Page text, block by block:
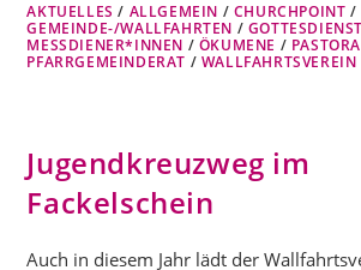
AKTUELLES / ALLGEMEIN / CHURCHPOINT /
GEMEINDE-/WALLFAHRTEN /
MESSDIENER*INNEN / ÖKUMENE /
PFARRGEMEINDERAT / WALLFAHRTSVEREIN
Jugendkreuzweg im
Fackelschein
Auch in diesem Jahr lädt der